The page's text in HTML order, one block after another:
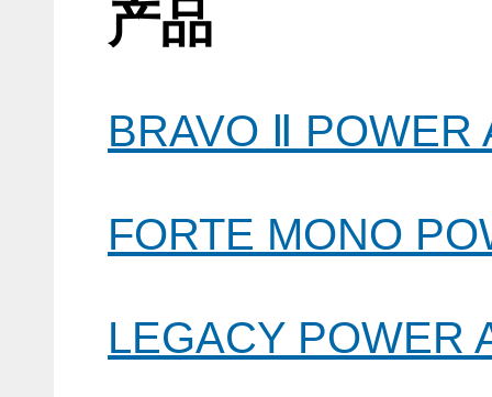
产品
BRAVO Ⅱ
FORTE MONO
LEGACY POWER